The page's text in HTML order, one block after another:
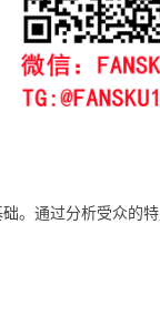
。通过分析受众的